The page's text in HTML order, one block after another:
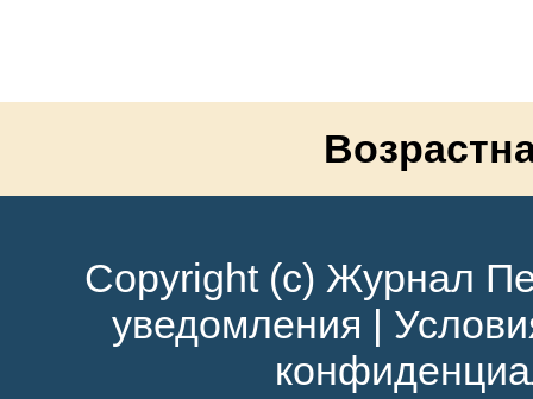
Copyright (c) Журнал
уведомления |